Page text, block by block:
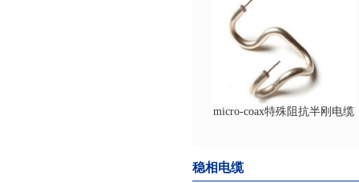
micro-coax特殊阻抗半刚电缆
稳相电缆